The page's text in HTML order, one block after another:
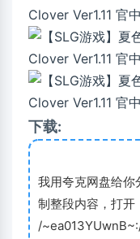
下载:
我用夸克网盘给
制整段内容，打开
/